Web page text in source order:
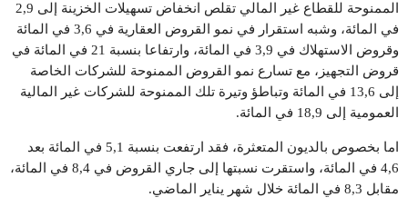
الممنوحة للقطاع غير المالي تقلص انخفاض تسهيلات الخزينة إلى 2,9
في المائة، وشبه استقرار في نمو القروض العقارية في 3,6 في المائة
وقروض الاستهلاك في 3,9 في المائة، وارتفاعا بنسبة 21 في المائة في
قروض التجهيز، مع تسارع نمو القروض الممنوحة للشركات الخاصة
إلى 13,6 في المائة وتباطؤ وتيرة تلك الممنوحة للشركات غير المالية
العمومية إلى 18,9 في المائة.
اما بخصوص بالديون المتعثرة، فقد ارتفعت بنسبة 5,1 في المائة بعد
4,6 في المائة، واستقرت نسبتها إلى جاري القروض في 8,4 في المائة،
مقابل 8,3 في المائة خلال شهر يناير الماضي.